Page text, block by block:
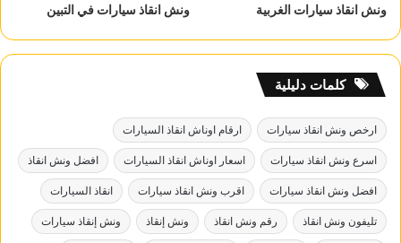
ونش انقاذ سيارات الغربية ونش انقاذ سيارات في التبين
كلمات دليلية
ارخص ونش انقاذ سيارات ارقام اوناش انقاذ السيارات
اسرع ونش انقاذ سيارات اسعار اوناش انقاذ السيارات افضل ونش انقاذ
افضل ونش انقاذ سيارات اقرب ونش انقاذ سيارات انقاذ السيارات
تليفون ونش انقاذ رقم ونش انقاذ ونش إنقاذ ونش إنقاذ سيارات